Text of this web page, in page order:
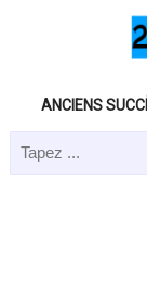
ANCIENS